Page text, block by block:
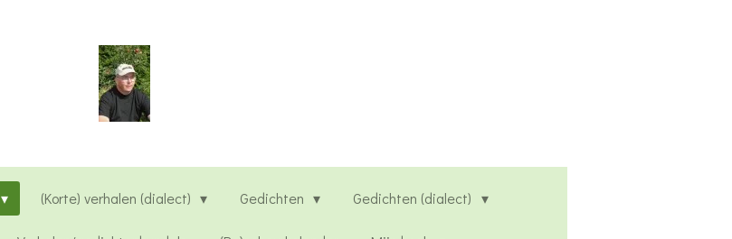
(Korte) verhalen (dialect) Gedichten Gedichten (dialect)